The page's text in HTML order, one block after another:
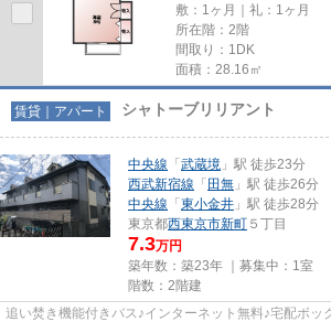
敷：1ヶ月｜礼：1ヶ月
所在階：2階
間取り：1DK
面積：28.16㎡
賃貸｜アパート シャトーブリリアント
中央線 「 武蔵境 」駅 徒歩23分
西武新宿線 「 田無 」駅 徒歩26分
中央線 「 東小金井 」駅 徒歩28分
東京都西東京市新町 ５丁目
7.3万円
築年数：築23年 ｜募集中： 1室
階数：2階建
追い焚き機能付きバス♪インターネット無料♪宅配ボッ